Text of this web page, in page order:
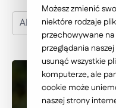
APC Postal Logistics
Możesz zmienić
niektóre rodzaje
przechowywane
przeglądania
usunąć wszystkie
komputerze, ale
cookie może
naszej strony